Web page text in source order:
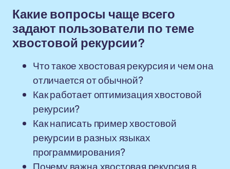
Какие вопросы чаще всего
задают пользователи по теме
хвостовой рекурсии?
Что такое хвостовая рекурсия и чем она
отличается от обычной?
Как работает оптимизация хвостовой
рекурсии?
Как написать пример хвостовой
рекурсии в разных языках
программирования?